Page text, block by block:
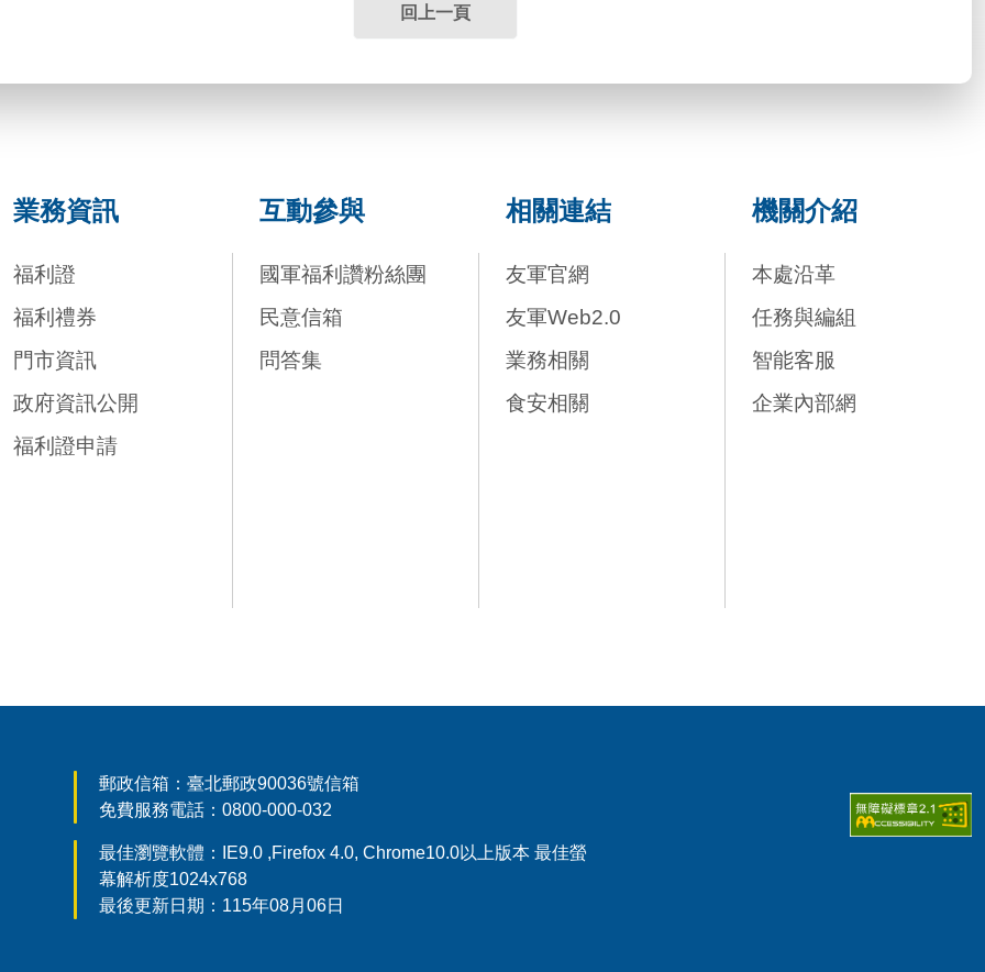
回上一頁
業務資訊
福利證
福利禮券
門市資訊
政府資訊公開
福利證申請
互動參與
國軍福利讚粉絲團
民意信箱
問答集
相關連結
友軍官網
友軍Web2.0
業務相關
食安相關
機關介紹
本處沿革
任務與編組
智能客服
企業內部網
郵政信箱：臺北郵政90036號信箱
免費服務電話：0800-000-032
最佳瀏覽軟體：IE9.0 ,Firefox 4.0, Chrome10.0以上版本 最佳螢
幕解析度1024x768
最後更新日期：115年08月06日